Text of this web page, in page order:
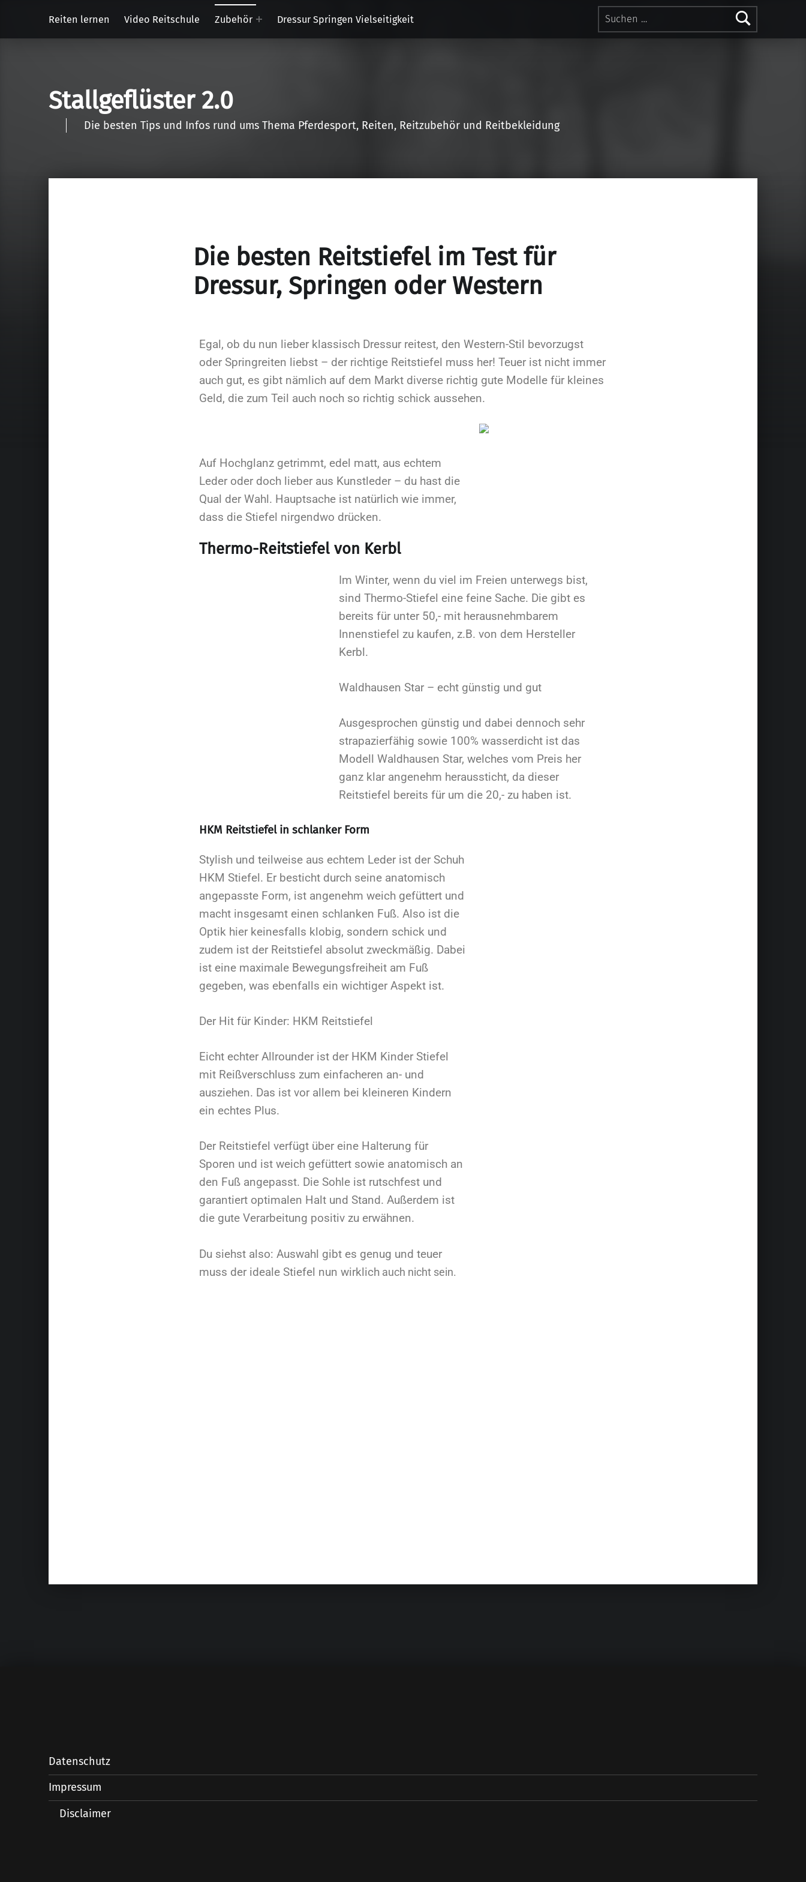
Reiten lernen Video Reitschule Zubehör Dressur Springen Vielseitigkeit
Stallgeflüster 2.0
Die besten Tips und Infos rund ums Thema Pferdesport, Reiten, Reitzubehör und Reitbekleidung
Die besten Reitstiefel im Test für
Dressur, Springen oder Western
Egal, ob du nun lieber klassisch Dressur reitest, den Western-Stil bevorzugst
oder Springreiten liebst – der richtige Reitstiefel muss her! Teuer ist nicht immer
auch gut, es gibt nämlich auf dem Markt diverse richtig gute Modelle für kleines
Geld, die zum Teil auch noch so richtig schick aussehen.
Auf Hochglanz getrimmt, edel matt, aus echtem
Leder oder doch lieber aus Kunstleder – du hast die
Qual der Wahl. Hauptsache ist natürlich wie immer,
dass die Stiefel nirgendwo drücken.
Thermo-Reitstiefel von Kerbl
Im Winter, wenn du viel im Freien unterwegs bist,
sind Thermo-Stiefel eine feine Sache. Die gibt es
bereits für unter 50,- mit herausnehmbarem
Innenstiefel zu kaufen, z.B. von dem Hersteller
Kerbl.
Waldhausen Star – echt günstig und gut
Ausgesprochen günstig und dabei dennoch sehr
strapazierfähig sowie 100% wasserdicht ist das
Modell Waldhausen Star, welches vom Preis her
ganz klar angenehm heraussticht, da dieser
Reitstiefel bereits für um die 20,- zu haben ist.
HKM Reitstiefel in schlanker Form
Stylish und teilweise aus echtem Leder ist der Schuh
HKM Stiefel. Er besticht durch seine anatomisch
angepasste Form, ist angenehm weich gefüttert und
macht insgesamt einen schlanken Fuß. Also ist die
Optik hier keinesfalls klobig, sondern schick und
zudem ist der Reitstiefel absolut zweckmäßig. Dabei
ist eine maximale Bewegungsfreiheit am Fuß
gegeben, was ebenfalls ein wichtiger Aspekt ist.
Der Hit für Kinder: HKM Reitstiefel
Eicht echter Allrounder ist der HKM Kinder Stiefel
mit Reißverschluss zum einfacheren an- und
ausziehen. Das ist vor allem bei kleineren Kindern
ein echtes Plus.
Der Reitstiefel verfügt über eine Halterung für
Sporen und ist weich gefüttert sowie anatomisch an
den Fuß angepasst. Die Sohle ist rutschfest und
garantiert optimalen Halt und Stand. Außerdem ist
die gute Verarbeitung positiv zu erwähnen.
Du siehst also: Auswahl gibt es genug und teuer
muss der ideale Stiefel nun wirklich auch nicht sein.
Datenschutz
Impressum
Disclaimer